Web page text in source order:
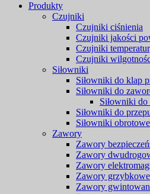
Produkty
Czujniki
Czujniki ciśnienia
Czujniki jakości
Czujniki
Czujniki
Siłowniki
Siłowniki do klap
Siłowniki do
Siłowniki
Siłowniki do
Siłowniki obrotowe
Zawory
Zawory
Zawory
Zawory
Zawory grzybkowe
Zawory